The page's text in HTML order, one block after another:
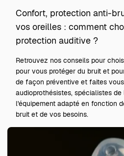
Confort, protection anti-
vos oreilles : comment
protection auditive ?
Retrouvez nos conseils pour
pour vous protéger du bruit et
de façon préventive et faites
audioprothésistes, spécialistes
l'équipement adapté en fonction
bruit et de vos besoins.